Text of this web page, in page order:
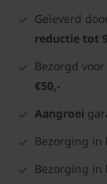
Geleverd
reductie tot
Bezorgd voor
€50,-
Aangroei
Bezorging in
Bezorging in